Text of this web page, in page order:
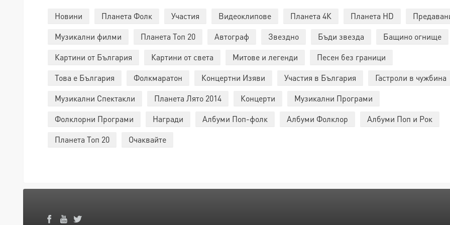
Новини Планета Фолк Участия Видеоклипове Планета 4К Планета HD
Музикални филми
Планета Топ 20 Автограф Звездно Бъди звезда
Бащино огнище
Картини от България
Картини от света Митове и легенди
Песен без граници
Това е България
Фолкмаратон Концертни Изяви Участия в България
Гастроли в чужбина
Музикални Спектакли
Планета Лято 2014 Концерти
Музикални Програми
Фолклорни Програми
Награди Албуми Поп-фолк Албуми Фолклор
Албуми Поп и Рок
Планета Топ 20
Очаквайте